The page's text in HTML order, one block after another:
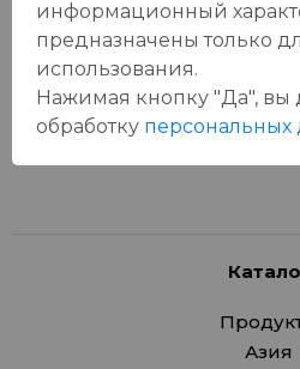
У данного товара еще нет
Азия
информационный
предназначены только
использования.
Нажимая кнопку "Да", вы
обработку персональных